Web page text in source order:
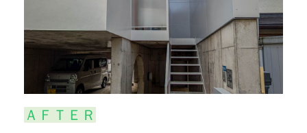
ＡＦＴＥＲ